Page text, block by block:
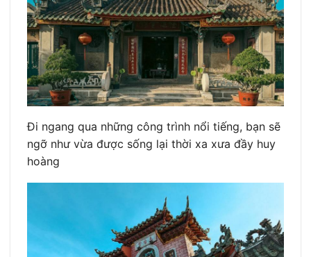
Đi ngang qua những công trình nổi tiếng, bạn sẽ
ngỡ như vừa được sống lại thời xa xưa đầy huy
hoàng